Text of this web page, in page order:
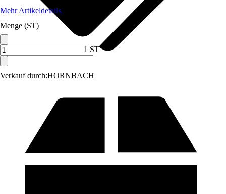
Verkauf durch:HORNBACH
Mehr Artikeldetails
Menge (ST)
1 ST